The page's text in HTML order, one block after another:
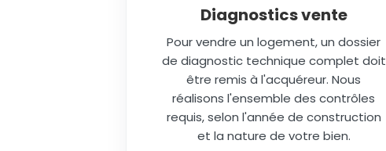
Diagnostics vente
Pour vendre un logement, un dossier
de diagnostic technique complet doit
être remis à l'acquéreur. Nous
réalisons l'ensemble des contrôles
requis, selon l'année de construction
et la nature de votre bien.